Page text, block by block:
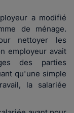
a modifié
de ménage.
nettoyer les
employeur avait
des parties
qu'une simple
la salariée